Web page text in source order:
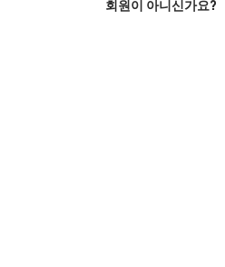
회원이 아니신가요?